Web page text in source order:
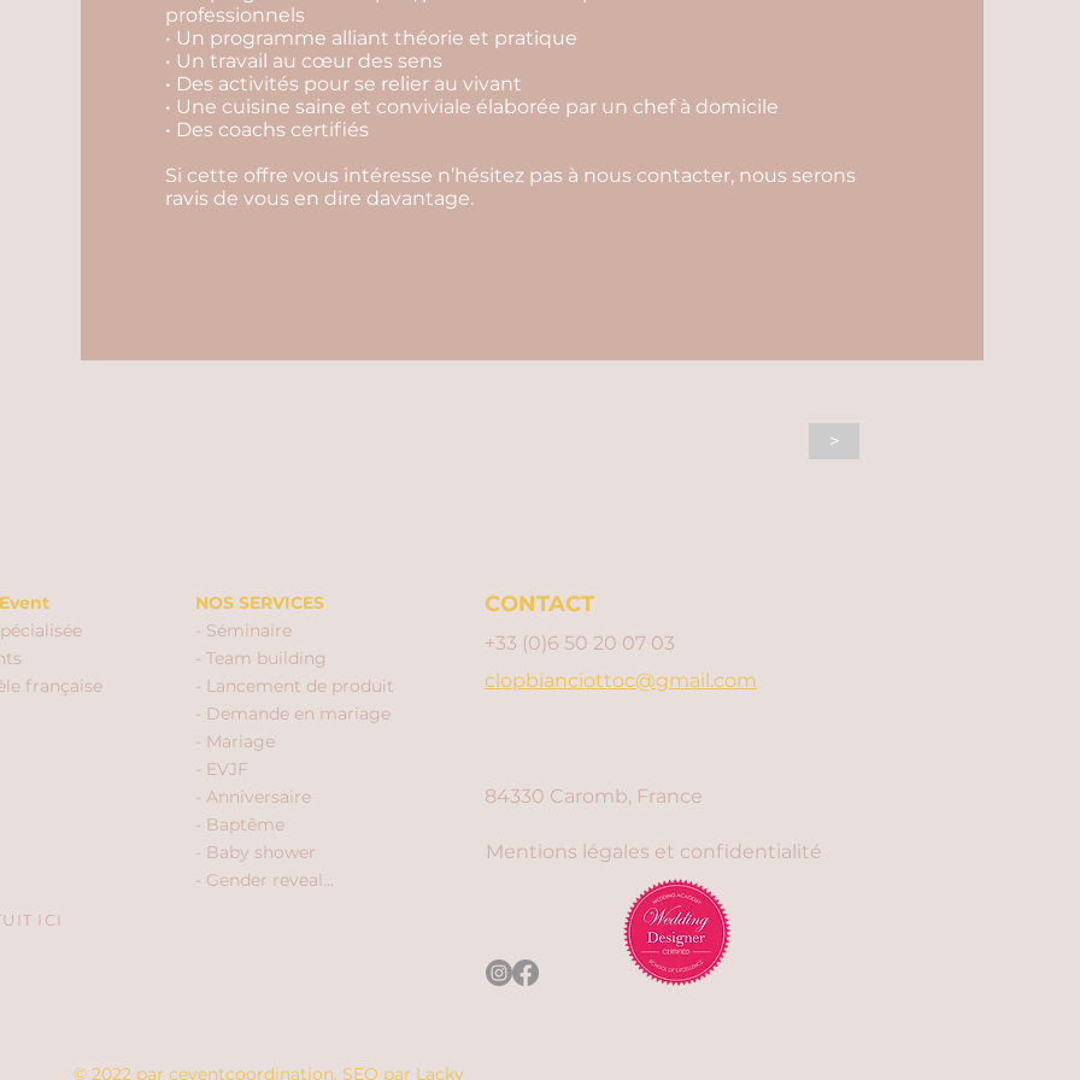
professionnels
• Un programme alliant théorie et pratique
• Un travail au cœur des sens
• Des activités pour se relier au vivant
• Une cuisine saine et conviviale élaborée par un chef à domicile
• Des coachs certifiés
Si cette offre vous intéresse n’hésitez pas à nous contacter, nous serons
ravis de vous en dire davantage.
>
française
ICI
NOS SERVICES
- Séminaire
- Team building
- Lancement de produit
- Demande en mariage
- Mariage
- EVJF
- Anniversaire
- Baptême
- Baby shower
- Gender reveal...
CONTACT
+33 (0)6 50 20 07 03
clopbianciottoc@gmail.com
84330 Caromb, France
Mentions légales et confidentialité
© 2022 par ceventcoordination. SEO par Lacky